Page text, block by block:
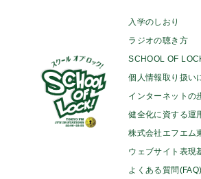
入学のしおり
ラジオの聴き方
SCHOOL OF
個人情報取り扱い
インターネットの
健全化に資する運
株式会社エフエム
ウェブサイト表現
よくある質問(FAQ)